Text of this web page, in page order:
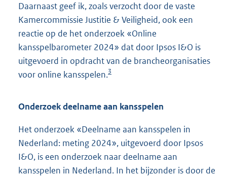
Daarnaast geef ik, zoals verzocht door de vaste
Kamercommissie Justitie & Veiligheid, ook een
reactie op de het onderzoek «Online
kansspelbarometer 2024» dat door Ipsos I&O is
uitgevoerd in opdracht van de brancheorganisaties
voor online kansspelen.3
Onderzoek deelname aan kansspelen
Het onderzoek «Deelname aan kansspelen in
Nederland: meting 2024», uitgevoerd door Ipsos
I&O, is een onderzoek naar deelname aan
kansspelen in Nederland. In het bijzonder is door de